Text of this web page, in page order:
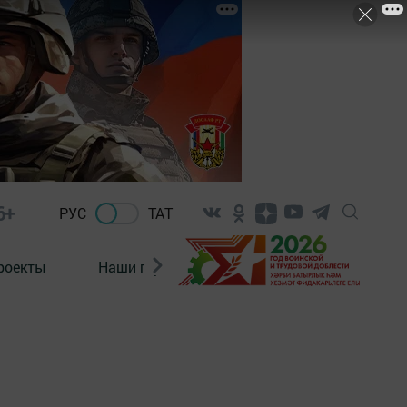
РУС ТАТ
Наши герои Нормативно-правовые